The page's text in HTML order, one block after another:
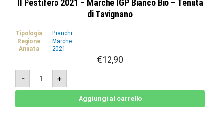
Il Pestifero 2021 – Marche IGP Bianco Bio – Tenuta
di Tavignano
Tipologia
Bianchi
Regione
Marche
Annata
2021
€12,90
-
Il
Pestifero
2021
-
+
Aggiungi al carrello